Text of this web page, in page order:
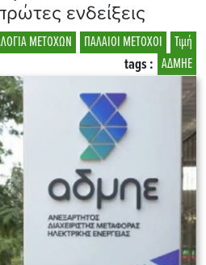
ενδείξεις
Τιμή
ΠΑΛΑΙΟΙ ΜΕΤΟΧΟΙ
ΜΕΤΟΧΩΝ
ΑΔΜΗΕ
tags :